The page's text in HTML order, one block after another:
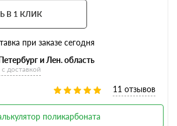
В 1 КЛИК
при заказе сегодня
и Лен. область
доставкой
11 отзывов
поликарбоната